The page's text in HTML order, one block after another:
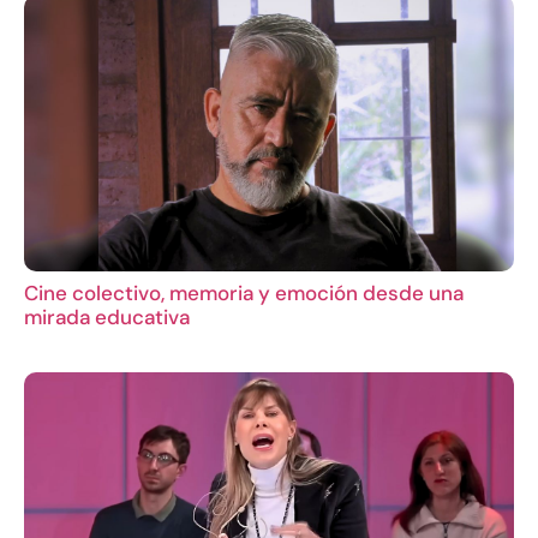
Cine colectivo, memoria y emoción desde una
mirada educativa